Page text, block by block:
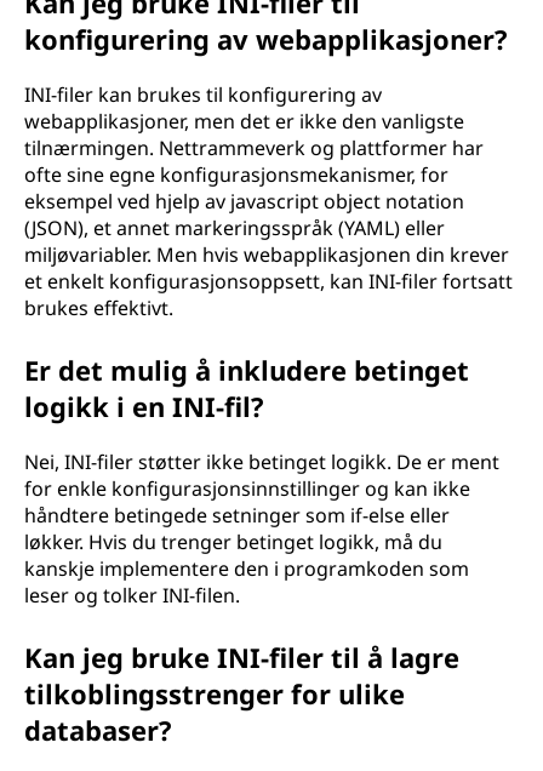
konfigurering av webapplikasjoner?
INI-filer kan brukes til konfigurering av
webapplikasjoner, men det er ikke den vanligste
tilnærmingen. Nettrammeverk og plattformer har
ofte sine egne konfigurasjonsmekanismer, for
eksempel ved hjelp av javascript object notation
(JSON), et annet markeringsspråk (YAML) eller
miljøvariabler. Men hvis webapplikasjonen din krever
et enkelt konfigurasjonsoppsett, kan INI-filer fortsatt
brukes effektivt.
Er det mulig å inkludere betinget
logikk i en INI-fil?
Nei, INI-filer støtter ikke betinget logikk. De er ment
for enkle konfigurasjonsinnstillinger og kan ikke
håndtere betingede setninger som if-else eller
løkker. Hvis du trenger betinget logikk, må du
kanskje implementere den i programkoden som
leser og tolker INI-filen.
Kan jeg bruke INI-filer til å lagre
tilkoblingsstrenger for ulike
databaser?